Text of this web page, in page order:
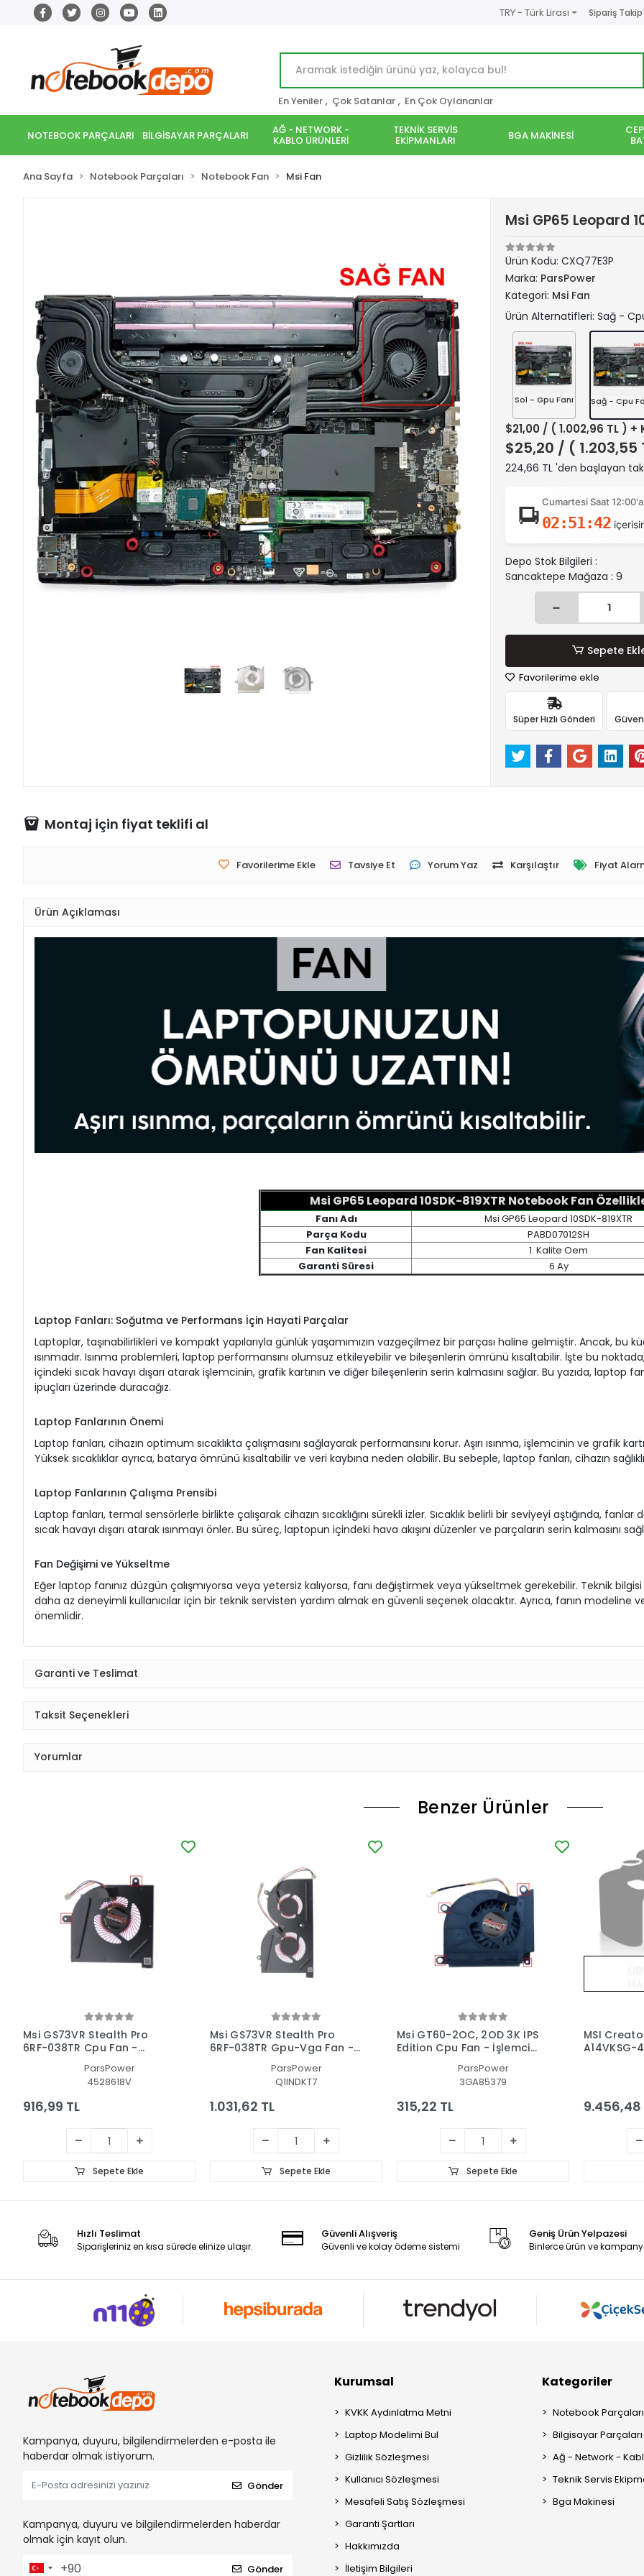
TRY - Türk Lirası Sipariş Takip
En Yeniler , Çok Satanlar , En Çok Oylananlar
NOTEBOOK PARÇALARI BİLGİSAYAR PARÇALARI AĞ - NETWORK -
KABLO ÜRÜNLERİ
TEKNİK SERVİS
EKİPMANLARI BGA MAKİNESİ
Ana Sayfa Notebook Parçaları Notebook Fan Msi Fan
Msi GP65 Leopard
Ürün Kodu: CXQ77E3P
Marka: ParsPower
Kategori: Msi Fan
Ürün Alternatifleri: Sağ -
Sol - Gpu Fanı Sağ - Cpu
$21,00 / ( 1.002,96 TL ) +
$25,20 / ( 1.203,55
224,66 TL 'den başlayan
Cumartesi Saat
02:51:41
Depo Stok Bilgileri :
Sancaktepe Mağaza : 9
Sepete
Favorilerime ekle
Süper Hızlı Gönderi
Montaj için fiyat teklifi al
Favorilerime Ekle Tavsiye Et Yorum Yaz Karşılaştır Fiyat
Ürün Açıklaması
Msi GP65 Leopard 10SDK-819XTR Notebook Fan
Fanı Adı
Msi GP65 Leopard 10SDK-819XTR
Parça Kodu
PABD07012SH
Fan Kalitesi
1. Kalite Oem
Garanti Süresi
6 Ay
Laptop Fanları: Soğutma ve Performans İçin Hayati Parçalar
Laptoplar, taşınabilirlikleri ve kompakt yapılarıyla günlük yaşamımızın vazgeçilmez bir parçası haline gelmiştir. Ancak, bu
ısınmadır. Isınma problemleri, laptop performansını olumsuz etkileyebilir ve bileşenlerin ömrünü kısaltabilir. İşte bu
içindeki sıcak havayı dışarı atarak işlemcinin, grafik kartının ve diğer bileşenlerin serin kalmasını sağlar. Bu yazıda, laptop
ipuçları üzerinde duracağız.
Laptop Fanlarının Önemi
Laptop fanları, cihazın optimum sıcaklıkta çalışmasını sağlayarak performansını korur. Aşırı ısınma, işlemcinin ve grafik
Yüksek sıcaklıklar ayrıca, batarya ömrünü kısaltabilir ve veri kaybına neden olabilir. Bu sebeple, laptop fanları, cihazın
Laptop Fanlarının Çalışma Prensibi
Laptop fanları, termal sensörlerle birlikte çalışarak cihazın sıcaklığını sürekli izler. Sıcaklık belirli bir seviyeyi aştığında,
sıcak havayı dışarı atarak ısınmayı önler. Bu süreç, laptopun içindeki hava akışını düzenler ve parçaların serin kalmasını
Fan Değişimi ve Yükseltme
Eğer laptop fanınız düzgün çalışmıyorsa veya yetersiz kalıyorsa, fanı değiştirmek veya yükseltmek gerekebilir. Teknik
daha az deneyimli kullanıcılar için bir teknik servisten yardım almak en güvenli seçenek olacaktır. Ayrıca, fanın
önemlidir.
Garanti ve Teslimat
Taksit Seçenekleri
Yorumlar
Benzer Ürünler
Msi GS73VR Stealth Pro
6RF-038TR Cpu Fan -
ParsPower
4528618V
916,99 TL
Sepete Ekle
Msi GS73VR Stealth Pro
6RF-038TR Gpu-Vga Fan -
ParsPower
Q1INDKT7
1.031,62 TL
Sepete Ekle
Msi GT60-2OC, 2OD 3K IPS
Edition Cpu Fan - İşlemci
ParsPower
3GA85379
315,22 TL
Sepete Ekle
MSI
A14VKSG-
9.456,48
Hızlı Teslimat
Siparişleriniz en kısa sürede elinize ulaşır.
Güvenli Alışveriş
Güvenli ve kolay ödeme sistemi
Geniş Ürün Yelpazesi
Binlerce ürün ve
Kampanya, duyuru, bilgilendirmelerden e-posta ile
haberdar olmak istiyorum.
Gönder
Kampanya, duyuru ve bilgilendirmelerden haberdar
olmak için kayıt olun.
Gönder
Kurumsal
KVKK Aydınlatma Metni
Laptop Modelimi Bul
Gizlilik Sözleşmesi
Kullanıcı Sözleşmesi
Mesafeli Satış Sözleşmesi
Garanti Şartları
Hakkımızda
İletişim Bilgileri
Kategoriler
Notebook Parçaları
Bilgisayar Parçaları
Ağ - Network -
Teknik Servis
Bga Makinesi